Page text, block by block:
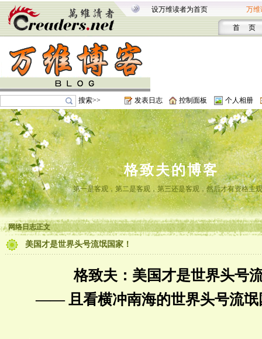
设万维读者为首页 万维
首 页
搜索>> 发表日志 控制面板 个人相册
格致夫的博客
第一是客观，第二是客观，第三还是客观，然后才有资格主
网络日志正文
美国才是世界头号流氓国家！
格致夫：美国才是世界头号
—— 且看横冲南海的世界头号流氓